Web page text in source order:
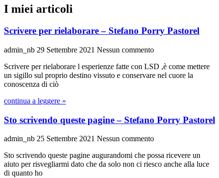
I miei articoli
Scrivere per rielaborare – Stefano Porry Pastorel
admin_nb 29 Settembre 2021 Nessun commento
Scrivere per rielaborare l esperienze fatte con LSD ,è come mettere
un sigillo sul proprio destino vissuto e conservare nel cuore la
conoscenza di ciò
continua a leggere »
Sto scrivendo queste pagine – Stefano Porry Pastorel
admin_nb 25 Settembre 2021 Nessun commento
Sto scrivendo queste pagine augurandomi che possa ricevere un
aiuto per risvegliarmi dato che da solo non ci riesco anche alla luce
di quanto ho